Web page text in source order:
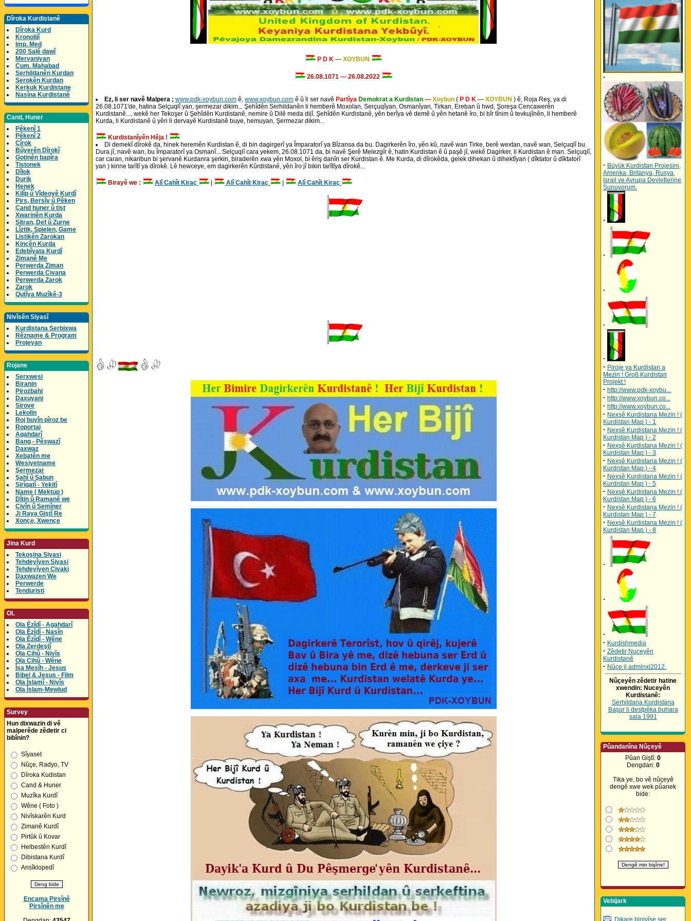
Dîroka Kurdistanê
Dîroka Kurd
Kronolijî
Imp. Med
200 Salê dawî
Mervaniyan
Cum. Mahabad
Serhildanên Kurdan
Serokên Kurdan
Kerkuk Kurdistane
Nasîna Kurdistanê
Cand, Huner
Pêkenî 1
Pêkenî 2
Cîrok
Bûyerên Dîrokî
Gotinên bapîra
Tistonek
Dîlok
Durik
Henek
Kilîp û Vîdeoyê Kurdî
Pirs, Bersîv û Pêken
Çand huner û tişt
Xwarinên Kurda
Sitran, Def û Zurne
Lîztik, Spielen, Game
Listikên Zarokan
Kincên Kurda
Edebîyata Kurdî
Zimanê Me
Perwerda Ziman
Perwerda Civana
Perwerda Zarok
Zarok
Qutîya Muzîkê-3
Nivîsên Siyasî
Kurdistana Serbixwa
Rêzname & Program
Projeyan
Rojane
Serxwesi
Biranin
Pirozbahi
Daxuyani
Sirove
Lekolin
Roj buyîn pîroz be
Roportaj
Agahdarî
Bang - Pêşwazî
Daxwaz
Xebatên me
Wesiyetname
Şermezar
Şahî û Şabun
Şirîgatî - Yekitî
Name ( Mektup )
Dîtin û Ramanê we
Civîn û Semîner
Ji Raya Giştî Re
Xonçe, Xwençe
Jina Kurd
Tekoşina Siyasi
Tehdeyîyen Siyasi
Tehdeyîyen Civaki
Daxwazen We
Perwerde
Tenduristi
OL
Ola Êzîdî - Agahdarî
Ola Êzîdî - Nasîn
Ola Êzîdî - Wêne
Ola Zerdeştî
Ola Cihû - Nivîs
Ola Cihû - Wêne
Îsa Mesîh - Jesus
Bibel & Jesus - Film
Ola Îslamî - Nivîs
Ola Îslam-Mewlud
Survey
Hun dixwazin di vê
malperêde zêdetir ci
bibînin?
Sîyaset
Nûçe, Radyo, TV
Dîroka Kudistan
Cand & Huner
Muzîka Kurdî
Wêne ( Foto )
Nivîskarên Kurd
Zimanê Kurdî
Pirtûk û Kovar
Helbestên Kurdî
Dibistana Kurdî
Ansîklopedî
Encama Pirsînê
Pirsînên me
P D K — XOYBUN
26.08.1071 — 26.08.2022
Ez, li ser navê Malpera ; www.pdk-xoybun.com ê, www.xoybun.com ê û li ser navê Partîya Demokrat a Kurdistan — Xoybun ( P D K — XOYBUN ) ê, Roja Reş, ya di
26.08.1071'de, hatina Selçuqlî yan, şermezar dikim... Şehîdên Serhildanên li hemberê Moxolan, Serçuqîyan, Osmanîyan, Tirkan, Ereban û hwd, Şoreşa Cencawerên
Kurdistanê..., wekê her Tekoşer û Şehîdên Kurdistanê, nemire û Dilê meda dijî. Şehîdên Kurdistanê, yên berîya vê demê û yên hetanê îro, bi bîr tînim û tevkujînên, li hemberê
Kurda, li Kurdistanê û yên li dervayê Kurdistanê buye, hemuyan, Şermezar dikim...
Kurdistanîyên Hêja !
Di demekî dîrokê da, hinek heremên Kurdistan ê, di bin dagirgerî ya Împaratorî ya Bîzansa da bu. Dagirkerên îro, yên kû, navê wan Tirke, berê wextan, navê wan, Selçuqlî bu.
Dura jî, navê wan, bu Împaratorî ya Osmanî... Selçuqlî cara yekem, 26.08.1071 da, bi navê Şerê Melezgîr ê, hatin Kurdistan ê û paşê jî, wekê Dagirker, li Kurdistan ê man. Selçuqlî,
car caran, nikaribun bi şervanê Kurdanra şerkin, biraderên xwa yên Moxol, bi êriş danîn ser Kurdistan ê. Me Kurda, di dîrokêda, gelek dihekan û dihektîyan ( dîktator û dîktatorî
yan ) kirine tarîtî ya dîrokê. Lê hewceye, em dagirkerên Kûrdistanê, yên îro jî bikin tarîtîya dîrokê...
Birayê we : Alî Cahît Kiraç | Alî Cahît Kiraç | Alî Cahît Kiraç
·
· Büyük Kurdistan Projesini,
Amerika, Britanya, Rusya,
Israil ve Avrupa Devletlerine
Sunuyorum.
·
·
·
·
·
· Piroje ya Kurdistan a
Mezin ! Groß Kurdistan
Projekt !
· http://www.pdk-xoybu...
· http://www.xoybun.co...
· http://www.xoybun.co...
· Nexşê Kurdistana Mezin ! (
Kurdistan Map ) - 1
· Nexşê Kurdistana Mezin ! (
Kurdistan Map ) - 2
· Nexşê Kurdistana Mezin ! (
Kurdistan Map ) - 3
· Nexşê Kurdistana Mezin ! (
Kurdistan Map ) - 4
· Nexşê Kurdistana Mezin ! (
Kurdistan Map ) - 5
· Nexşê Kurdistana Mezin ! (
Kurdistan Map ) - 6
· Nexşê Kurdistana Mezin ! (
Kurdistan Map ) - 7
· Nexşê Kurdistana Mezin ! (
Kurdistan Map ) - 8
·
·
·
· Kurdishmedia
· Zêdetir Nuceyên
Kurdistanê
· Nûçe ji adminxl2012.
Nûçeyên zêdetir hatine
xwendin: Nuceyên
Kurdistanê:
Serhildana Kurdistana
Başur li destpêka buhara
sala 1991
Pûandanîna Nûçeyê
Pûan Giştî: 0
Dengdan: 0
Tika ye, bo vê nûçeyê
dengê xwe wek pûanek
bide:
Vebijark
Dikare binivîse ser